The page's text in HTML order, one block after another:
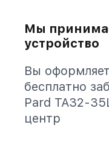
Мы
устройство
Вы
бесплатно
Pard TA32-
центр